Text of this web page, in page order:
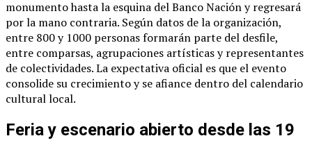
monumento hasta la esquina del Banco Nación y regresará
por la mano contraria. Según datos de la organización,
entre 800 y 1000 personas formarán parte del desfile,
entre comparsas, agrupaciones artísticas y representantes
de colectividades. La expectativa oficial es que el evento
consolide su crecimiento y se afiance dentro del calendario
cultural local.
Feria y escenario abierto desde las 19